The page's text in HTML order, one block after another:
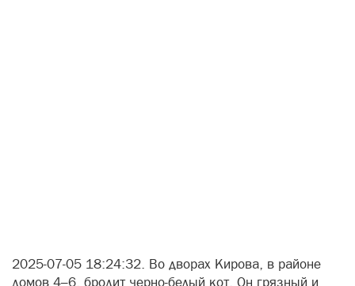
2025-07-05 18:24:32. Во дворах Кирова, в районе
домов 4–6, бродит черно-белый кот. Он грязный и